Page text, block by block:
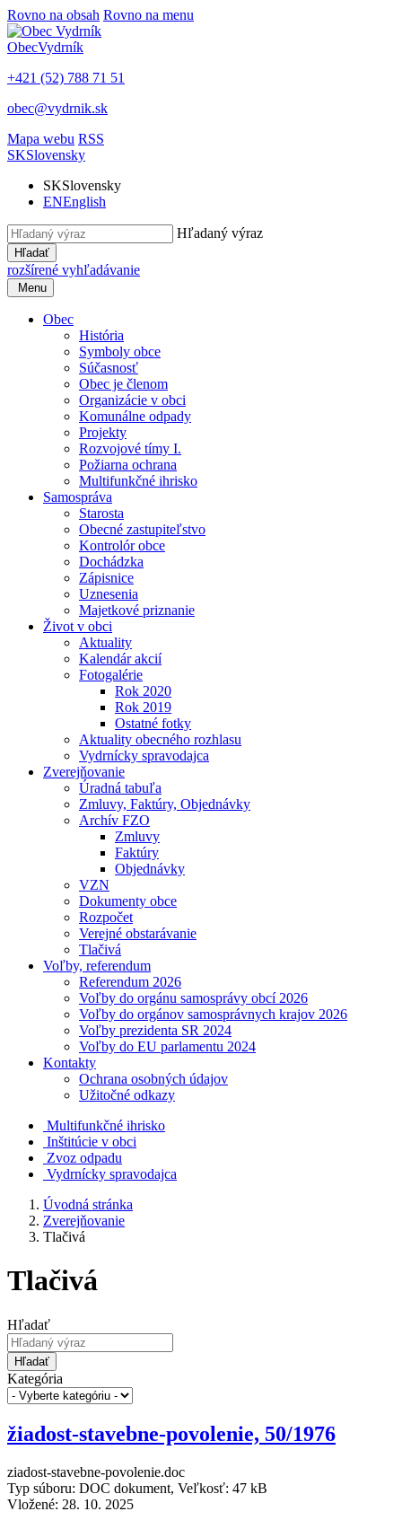
Rovno na obsah Rovno na menu
ObecVydrník
+421 (52) 788 71 51
obec@vydrnik.sk
Mapa webu RSS
SKSlovensky
SKSlovensky
ENEnglish
Hľadaný výraz
Hľadať
rozšírené vyhľadávanie
Menu
Obec
História
Symboly obce
Súčasnosť
Obec je členom
Organizácie v obci
Komunálne odpady
Projekty
Rozvojové tímy I.
Požiarna ochrana
Multifunkčné ihrisko
Samospráva
Starosta
Obecné zastupiteľstvo
Kontrolór obce
Dochádzka
Zápisnice
Uznesenia
Majetkové priznanie
Život v obci
Aktuality
Kalendár akcií
Fotogalérie
Rok 2020
Rok 2019
Ostatné fotky
Aktuality obecného rozhlasu
Vydrnícky spravodajca
Zverejňovanie
Úradná tabuľa
Zmluvy, Faktúry, Objednávky
Archív FZO
Zmluvy
Faktúry
Objednávky
VZN
Dokumenty obce
Rozpočet
Verejné obstarávanie
Tlačivá
Voľby, referendum
Referendum 2026
Voľby do orgánu samosprávy obcí 2026
Voľby do orgánov samosprávnych krajov 2026
Voľby prezidenta SR 2024
Voľby do EU parlamentu 2024
Kontakty
Ochrana osobných údajov
Užitočné odkazy
Multifunkčné ihrisko
Inštitúcie v obci
Zvoz odpadu
Vydrnícky spravodajca
Úvodná stránka
Zverejňovanie
Tlačivá
Tlačivá
Hľadať
Hľadať
Kategória
žiadost-stavebne-povolenie, 50/1976
ziadost-stavebne-povolenie.doc
Typ súboru: DOC dokument, Veľkosť: 47 kB
Vložené: 28. 10. 2025